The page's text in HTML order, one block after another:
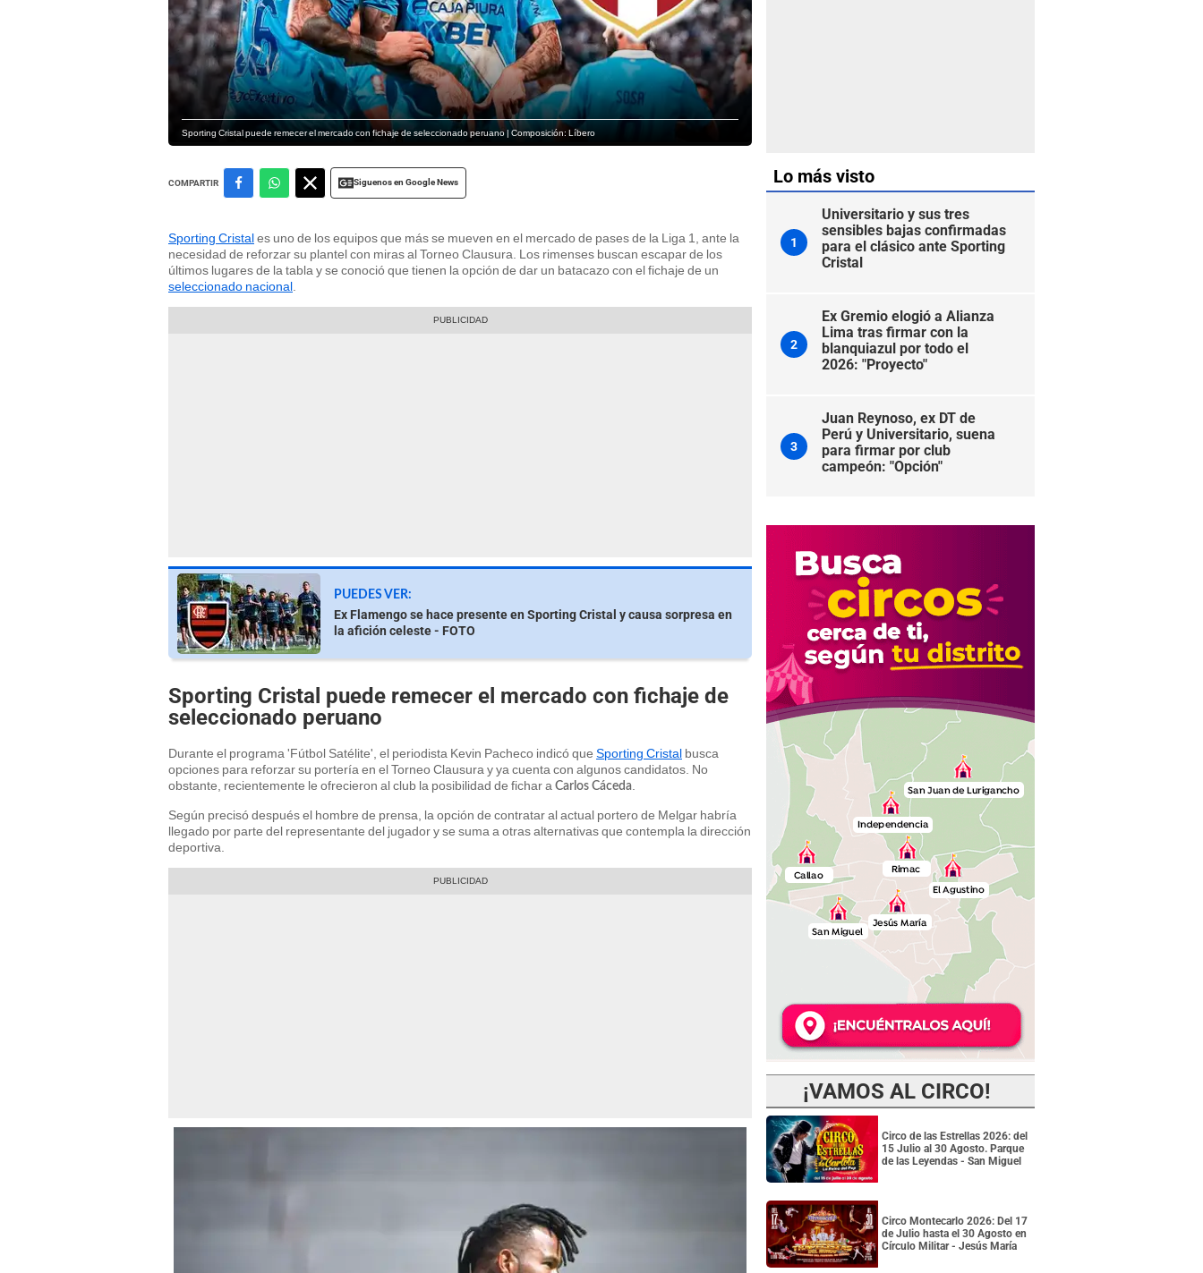
Sporting Cristal puede remecer el mercado con fichaje de seleccionado peruano | Composición: Líbero
COMPARTIR Siguenos en Google News
Sporting Cristales uno de los equipos que más se mueven en el mercado de pases de la Liga 1, ante la
necesidad de reforzar su plantel con miras al Torneo Clausura. Los rimenses buscan escapar de los
últimos lugares de la tabla y se conoció que tienen la opción de dar un batacazo con el fichaje de un
seleccionado nacional
PUEDES VER:
Ex Flamengo se hace presente en Sporting Cristal y causa sorpresa en
la afición celeste - FOTO
Sporting Cristal puede remecer el mercado con fichaje de
seleccionado peruano
Durante el programa 'Fútbol Satélite', el periodista Kevin Pacheco indicó que Sporting Cristal busca
opciones para reforzar su portería en el Torneo Clausura y ya cuenta con algunos candidatos. No
obstante, recientemente le ofrecieron al club la posibilidad de fichar a Carlos Cáceda.
Según precisó después el hombre de prensa, la opción de contratar al actual portero de Melgar habría
llegado por parte del representante del jugador y se suma a otras alternativas que contempla la dirección
deportiva.
Lo más visto
1
Universitario y sus tres
sensibles bajas confirmadas
para el clásico ante Sporting
Cristal
2
Ex Gremio elogió a Alianza
Lima tras firmar con la
blanquiazul por todo el
2026: "Proyecto"
3
Juan Reynoso, ex DT de
Perú y Universitario, suena
para firmar por club
campeón: "Opción"
¡VAMOS AL CIRCO!
Circo de las Estrellas 2026: del
15 Julio al 30 Agosto. Parque
de las Leyendas - San Miguel
Circo Montecarlo 2026: Del 17
de Julio hasta el 30 Agosto en
Círculo Militar - Jesús María